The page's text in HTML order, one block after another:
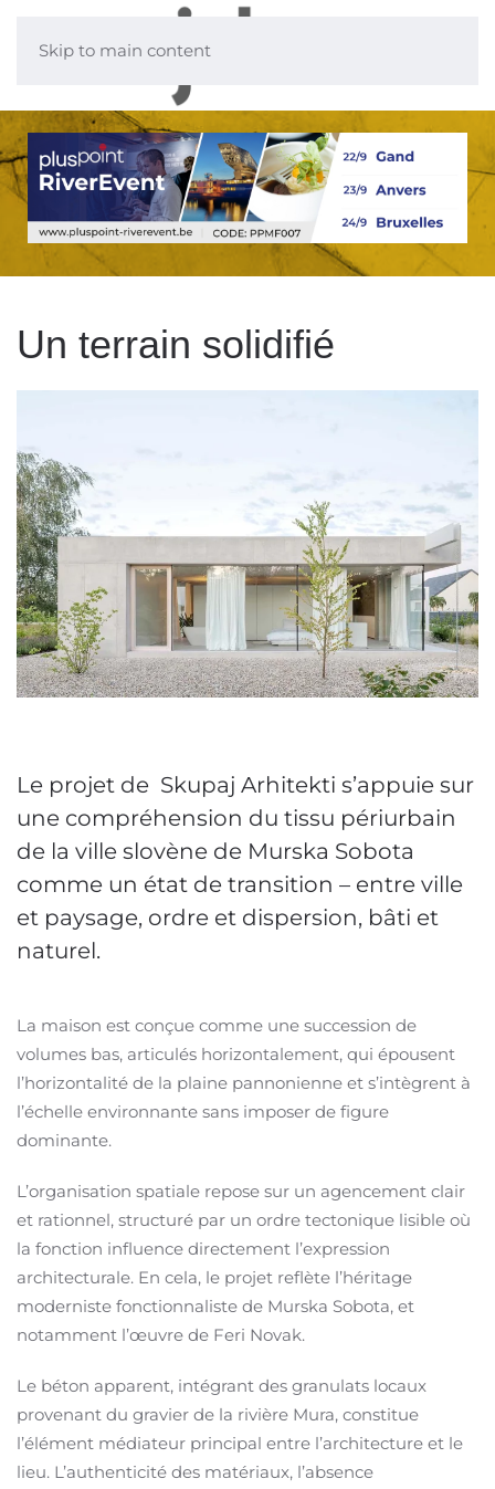
Skip to main content
Un terrain solidifié
Le projet de Skupaj Arhitekti s’appuie sur
une compréhension du tissu périurbain
de la ville slovène de Murska Sobota
comme un état de transition – entre ville
et paysage, ordre et dispersion, bâti et
naturel.
La maison est conçue comme une succession de
volumes bas, articulés horizontalement, qui épousent
l’horizontalité de la plaine pannonienne et s’intègrent à
l’échelle environnante sans imposer de figure
dominante.
L’organisation spatiale repose sur un agencement clair
et rationnel, structuré par un ordre tectonique lisible où
la fonction influence directement l’expression
architecturale. En cela, le projet reflète l’héritage
moderniste fonctionnaliste de Murska Sobota, et
notamment l’œuvre de Feri Novak.
Le béton apparent, intégrant des granulats locaux
provenant du gravier de la rivière Mura, constitue
l’élément médiateur principal entre l’architecture et le
lieu. L’authenticité des matériaux, l’absence